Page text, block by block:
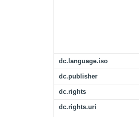
dc.language.iso
dc.publisher
dc.rights
dc.rights.uri